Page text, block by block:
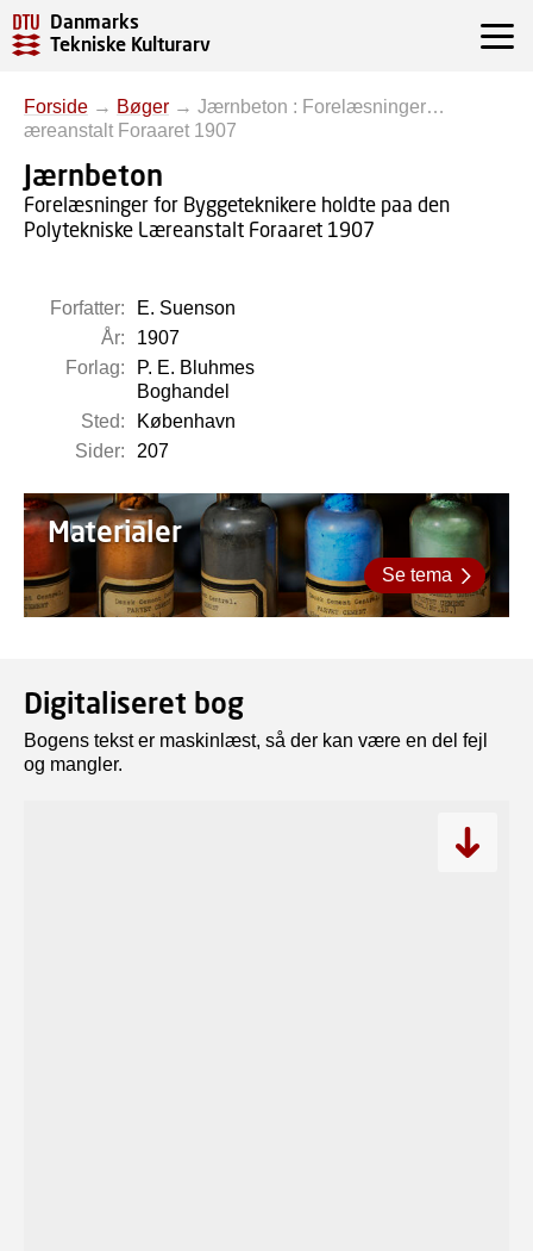
Danmarks
Tekniske Kulturarv
Forside → Bøger → Jærnbeton : Forelæsninger…
æreanstalt Foraaret 1907
Jærnbeton
Forelæsninger for Byggeteknikere holdte paa den
Polytekniske Læreanstalt Foraaret 1907
Forfatter:
E. Suenson
År:
1907
Forlag:
P. E. Bluhmes
Boghandel
Sted:
København
Sider:
207
Materialer
Se tema
Digitaliseret bog
Bogens tekst er maskinlæst, så der kan være en del fejl
og mangler.